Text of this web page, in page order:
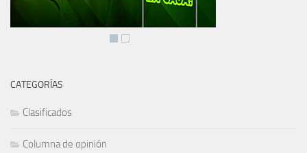
CATEGORÍAS
Clasificados
Columna de opinión